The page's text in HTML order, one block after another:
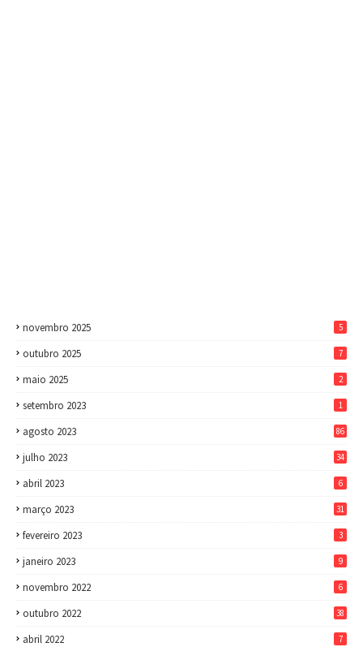
novembro 2025 5
outubro 2025 7
maio 2025 2
setembro 2023 1
agosto 2023 86
julho 2023 34
abril 2023 6
março 2023 31
fevereiro 2023 3
janeiro 2023 9
novembro 2022 6
outubro 2022 38
abril 2022 7